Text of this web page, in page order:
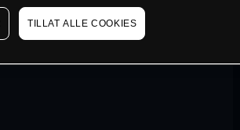
TILLAT ALLE COOKIES